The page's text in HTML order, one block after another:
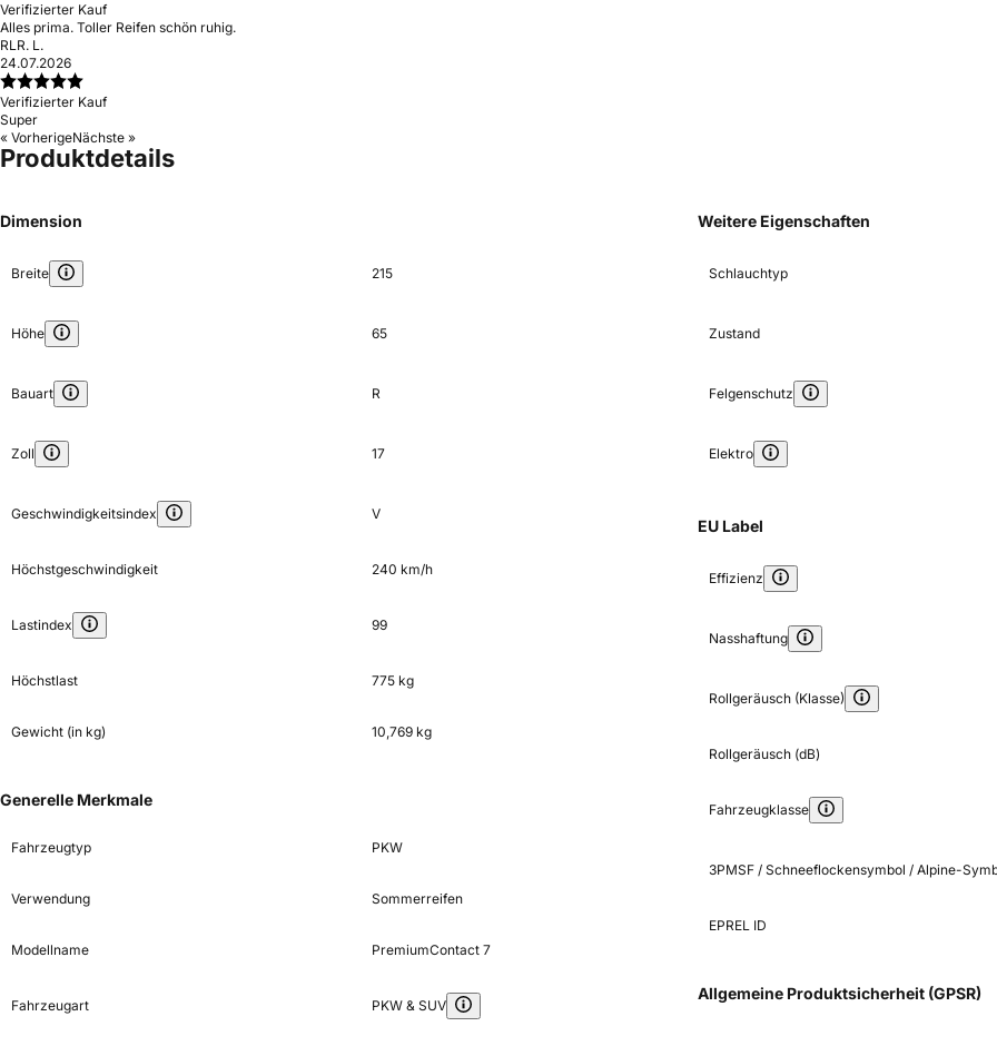
Verifizierter Kauf
Alles prima. Toller Reifen schön ruhig.
RLR. L.
24.07.2026
Verifizierter Kauf
Super
« VorherigeNächste »
Produktdetails
Dimension
Breite 215
Höhe 65
Bauart R
Zoll 17
Geschwindigkeitsindex V
Höchstgeschwindigkeit 240 km/h
Lastindex 99
Höchstlast 775 kg
Gewicht (in kg) 10,769 kg
Generelle Merkmale
Fahrzeugtyp PKW
Verwendung Sommerreifen
Modellname PremiumContact 7
Fahrzeugart PKW & SUV
Weitere Eigenschaften
Schlauchtyp
Zustand
Felgenschutz
Elektro
EU Label
Effizienz
Nasshaftung
Rollgeräusch (Klasse)
Rollgeräusch (dB)
Fahrzeugklasse
3PMSF / Schneeflockensymbol / Alpine-
EPREL ID
Allgemeine Produktsicherheit (GPSR)